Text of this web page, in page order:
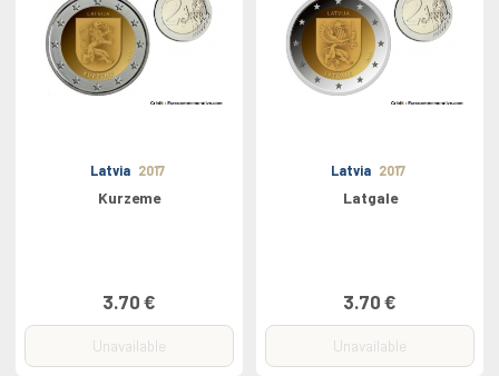
Latvia 2017
Kurzeme
3.70 €
Unavailable
Latvia 2017
Latgale
3.70 €
Unavailable